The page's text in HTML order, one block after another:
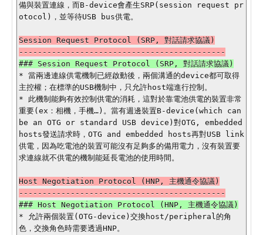
備與裝置連線，而B-device會產生SRP(session request pr
otocol)，並等待USB bus供電。
Session Request Protocol (SRP, 對話請求協議)
* 當兩邊連線供電機制已經啟動後，兩個溝通的device都可取得
主控權；在標準的USB機制中，只允許host端進行控制。
* 此機制能夠有效控制供電的消耗，這對於靠電池供電的裝置非常
重要(ex：相機，手機…)。當有週邊裝置B-device(which can
be an OTG or standard USB device)對OTG, embedded
hosts發送請求時，OTG and embedded hosts再對USB link
供電，因為吃電池的裝置可能沒有足夠多的備用電力，沒有裝置要
求連線就不供電的機制能延長電池的使用時間。
Host Negotiation Protocol (HNP, 主機通令協議)
* 允許兩個裝置(OTG-device)交換host/peripheral的角
色，交換角色時需要透過HNP。